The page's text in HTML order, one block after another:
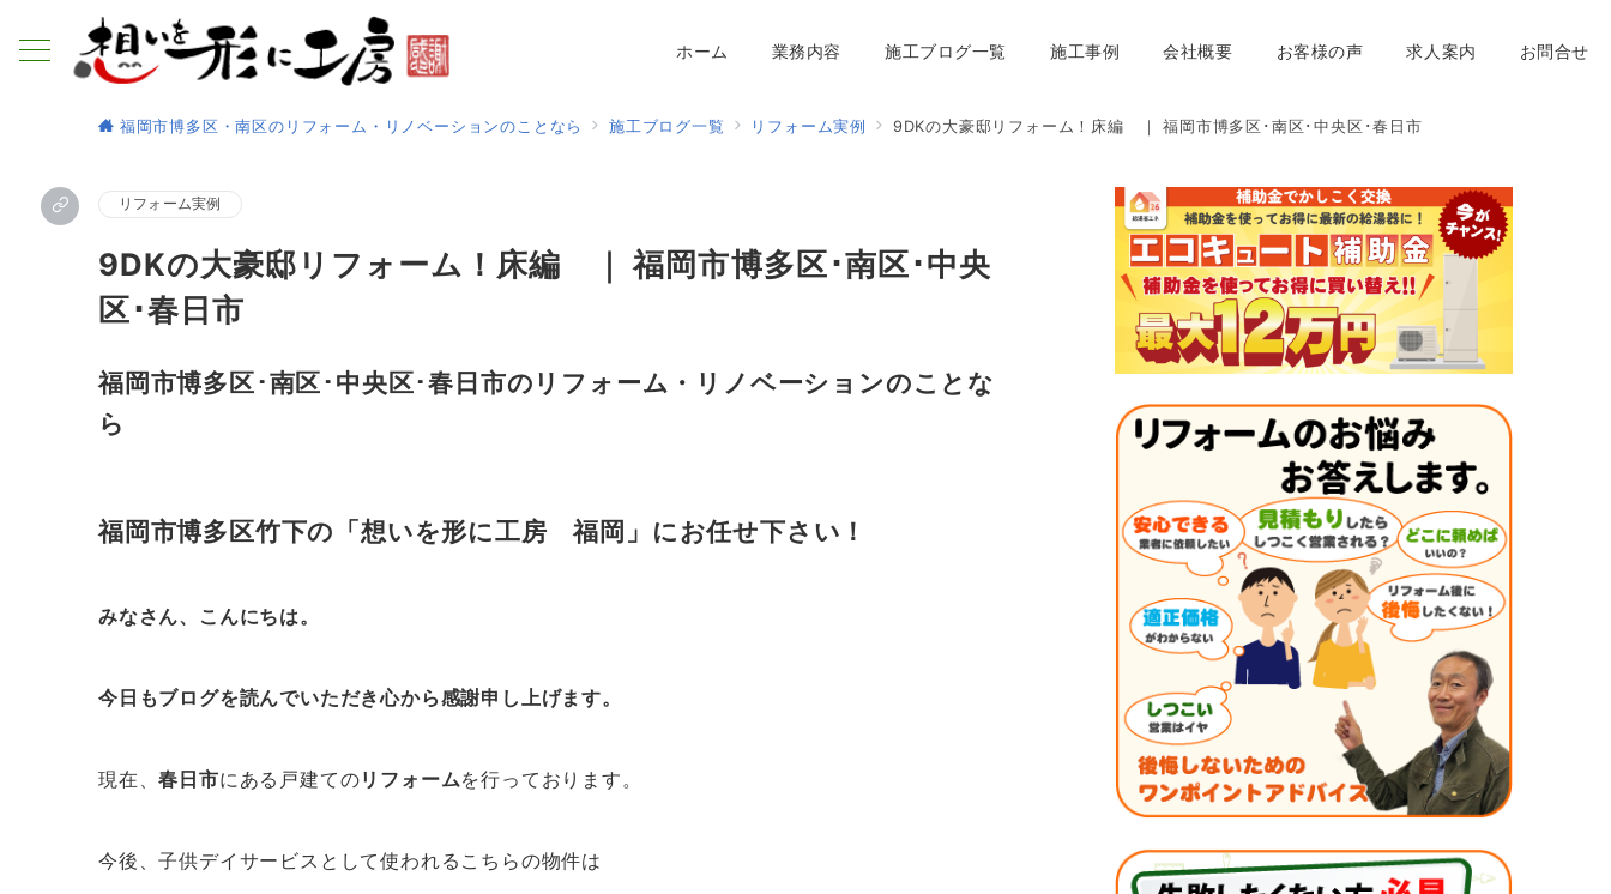
ホーム 業務内容 施工ブログ一覧 施工事例 会社概要 お客様の声 求人案内 お問合せ
福岡市博多区・南区のリフォーム・リノベーションのことなら 施工ブログ一覧 リフォーム実例 9DKの大豪邸リフォーム！床編 ｜ 福岡市博多区･南区･中央区･春日市
リフォーム実例
9DKの大豪邸リフォーム！床編 ｜ 福岡市博多区･南区･中央
区･春日市
福岡市博多区･南区･中央区･春日市のリフォーム・リノベーションのことな
ら
福岡市博多区竹下の「想いを形に工房 福岡 」にお任せ下さい！
みなさん、こんにちは。
今日もブログを読んでいただき心から感謝申し上げます。
現在、春日市にある戸建てのリフォームを行っております。
今後、子供デイサービスとして使われるこちらの物件は